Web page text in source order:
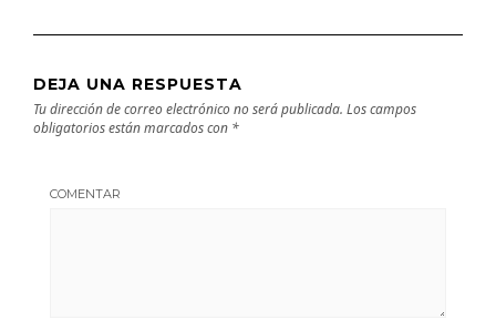
DEJA UNA RESPUESTA
Tu dirección de correo electrónico no será publicada. Los campos
obligatorios están marcados con *
COMENTAR